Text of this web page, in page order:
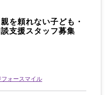
を頼れない子ども・
支援スタッフ募集
ォースマイル